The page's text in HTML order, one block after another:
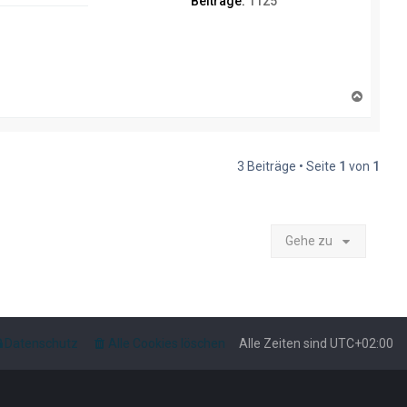
b
3 Beiträge • Seite 1 von 1
Gehe zu
Alle Zeiten sind UTC+02:00
Alle Cookies löschen
Datenschutz